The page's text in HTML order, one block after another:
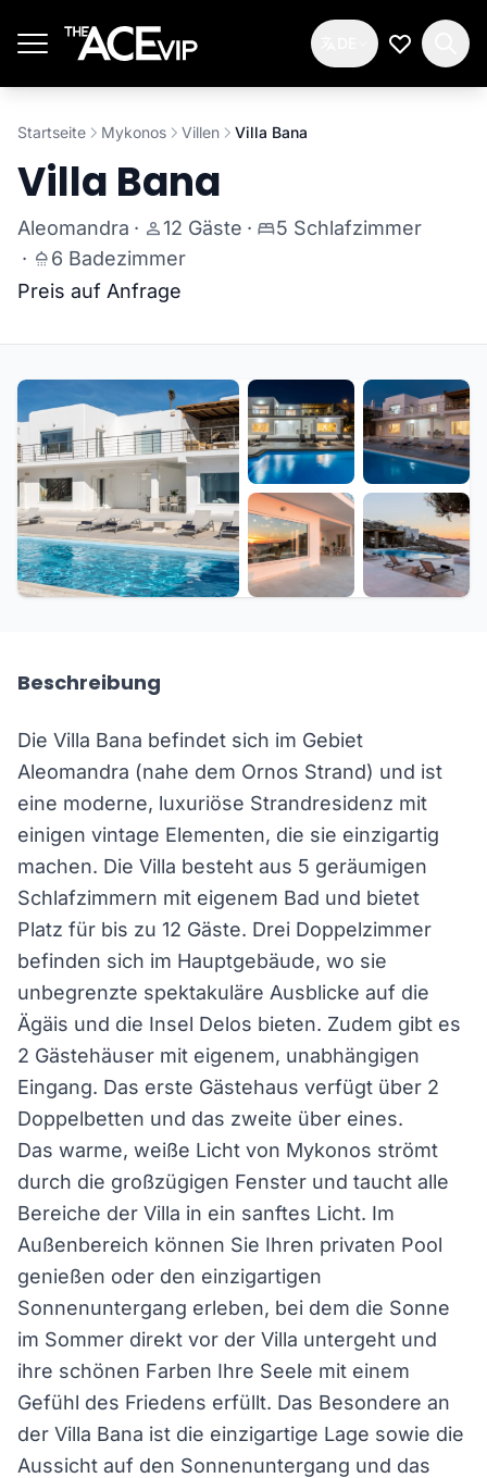
Meine
Startseite Mykonos Villen Villa Bana
Villa Bana
Aleomandra · 12 Gäste ·
5 Schlafzimmer
·
6 Badezimmer
Preis auf Anfrage
Beschreibung
Die Villa Bana befindet sich im Gebiet
Aleomandra (nahe dem Ornos Strand) und ist
eine moderne, luxuriöse Strandresidenz mit
einigen vintage Elementen, die sie einzigartig
machen. Die Villa besteht aus 5 geräumigen
Schlafzimmern mit eigenem Bad und bietet
Platz für bis zu 12 Gäste. Drei Doppelzimmer
befinden sich im Hauptgebäude, wo sie
unbegrenzte spektakuläre Ausblicke auf die
Ägäis und die Insel Delos bieten. Zudem gibt es
2 Gästehäuser mit eigenem, unabhängigen
Eingang. Das erste Gästehaus verfügt über 2
Doppelbetten und das zweite über eines.
Das warme, weiße Licht von Mykonos strömt
durch die großzügigen Fenster und taucht alle
Bereiche der Villa in ein sanftes Licht. Im
Außenbereich können Sie Ihren privaten Pool
genießen oder den einzigartigen
Sonnenuntergang erleben, bei dem die Sonne
im Sommer direkt vor der Villa untergeht und
ihre schönen Farben Ihre Seele mit einem
Gefühl des Friedens erfüllt. Das Besondere an
der Villa Bana ist die einzigartige Lage sowie die
Aussicht auf den Sonnenuntergang und das